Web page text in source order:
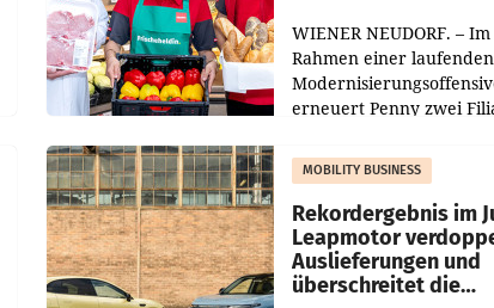
WIENER NEUDORF. – Im
Rahmen einer laufenden
erneuert Penny zwei
Die beiden Standorte
Haag sowie im rund
MOBILITY BUSINESS
Rekordergebnis im
Leapmotor
Auslieferungen und
überschreitet die